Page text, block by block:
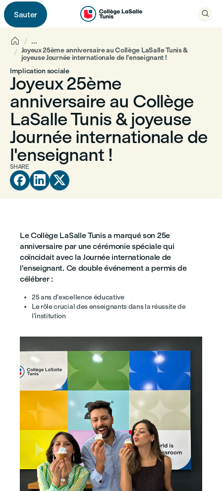
Sauter
 
 ...
Joyeux 25ème anniversaire au Collège LaSalle Tunis &
joyeuse Journée internationale de l'enseignant !
Implication sociale
Joyeux 25ème
anniversaire au Collège
LaSalle Tunis & joyeuse
Journée internationale de
l'enseignant !
SHARE
  
Le Collège LaSalle Tunis a marqué son 25e
anniversaire par une cérémonie spéciale qui
coïncidait avec la Journée internationale de
l'enseignant. Ce double événement a permis de
célébrer :
25 ans d'excellence éducative
Le rôle crucial des enseignants dans la réussite de
l’institution